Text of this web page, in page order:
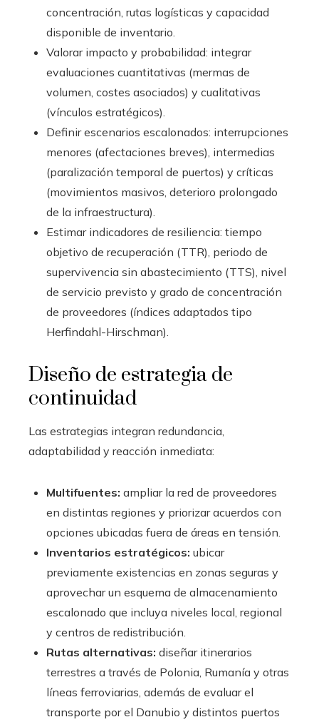
concentración, rutas logísticas y capacidad
disponible de inventario.
Valorar impacto y probabilidad: integrar
evaluaciones cuantitativas (mermas de
volumen, costes asociados) y cualitativas
(vínculos estratégicos).
Definir escenarios escalonados: interrupciones
menores (afectaciones breves), intermedias
(paralización temporal de puertos) y críticas
(movimientos masivos, deterioro prolongado
de la infraestructura).
Estimar indicadores de resiliencia: tiempo
objetivo de recuperación (TTR), periodo de
supervivencia sin abastecimiento (TTS), nivel
de servicio previsto y grado de concentración
de proveedores (índices adaptados tipo
Herfindahl-Hirschman).
Diseño de estrategia de
continuidad
Las estrategias integran redundancia,
adaptabilidad y reacción inmediata:
Multifuentes: ampliar la red de proveedores
en distintas regiones y priorizar acuerdos con
opciones ubicadas fuera de áreas en tensión.
Inventarios estratégicos: ubicar
previamente existencias en zonas seguras y
aprovechar un esquema de almacenamiento
escalonado que incluya niveles local, regional
y centros de redistribución.
Rutas alternativas: diseñar itinerarios
terrestres a través de Polonia, Rumanía y otras
líneas ferroviarias, además de evaluar el
transporte por el Danubio y distintos puertos